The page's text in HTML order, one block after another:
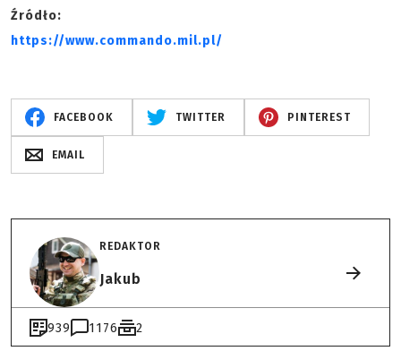
Źródło:
https://www.commando.mil.pl/
FACEBOOK TWITTER PINTEREST
EMAIL
REDAKTOR
Jakub
939 1176 2